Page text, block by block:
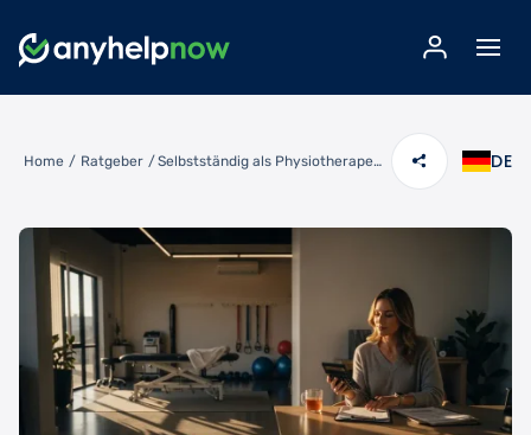
Home / Ratgeber / Selbstständig als Physiotherapeut: Was kannst du wirklich verdienen? DE